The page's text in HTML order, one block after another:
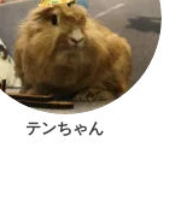
テンちゃん